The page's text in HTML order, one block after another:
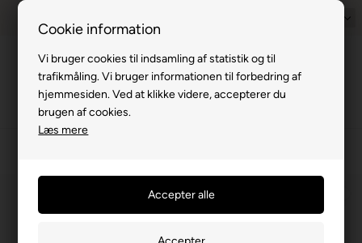
Cookie information
Vi bruger cookies til indsamling af statistik og til
trafikmåling. Vi bruger informationen til forbedring af
hjemmesiden. Ved at klikke videre, accepterer du
brugen af cookies.
Læs mere
Billig
Menu